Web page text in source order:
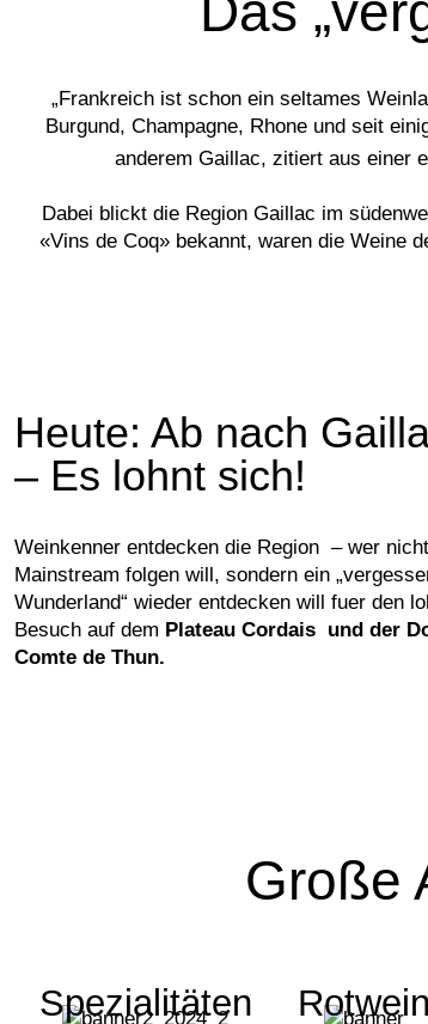
„Frankreich ist schon ein seltames
Burgund, Champagne, Rhone und seit
anderem Gaillac, zitiert aus einer
Dabei blickt die Region Gaillac im
«Vins de Coq» bekannt, waren die Weine
Heute: Ab nach
– Es lohnt sich!
Weinkenner entdecken die Region – wer
Mainstream folgen will, sondern ein
Wunderland“ wieder entdecken will fuer den
Besuch auf dem Plateau Cordais und der
Comte de Thun.
Große
Spezialitäten Rotwein